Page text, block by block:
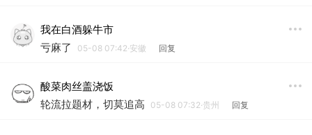
我在白酒躲牛市
亏麻了
05-08 07:42·安徽 回复
酸菜肉丝盖浇饭
轮流拉题材，切莫追高
05-08 07:32·贵州 回复